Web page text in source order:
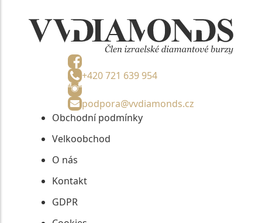
+420 721 639 954
podpora@vvdiamonds.cz
Obchodní podmínky
Velkoobchod
O nás
Kontakt
GDPR